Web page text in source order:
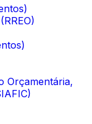
Orçamentária,